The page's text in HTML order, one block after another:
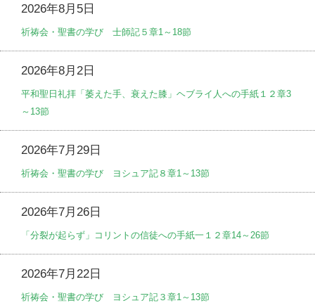
2026年8月5日
祈祷会・聖書の学び 士師記５章1～18節
2026年8月2日
平和聖日礼拝「萎えた手、衰えた膝」ヘブライ人への手紙１２章3
～13節
2026年7月29日
祈祷会・聖書の学び ヨシュア記８章1～13節
2026年7月26日
「分裂が起らず」コリントの信徒への手紙一１２章14～26節
2026年7月22日
祈祷会・聖書の学び ヨシュア記３章1～13節